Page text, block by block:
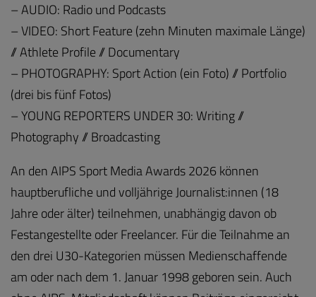
– AUDIO: Radio und Podcasts
– VIDEO: Short Feature (zehn Minuten maximale Länge)
// Athlete Profile // Documentary
– PHOTOGRAPHY: Sport Action (ein Foto) // Portfolio
(drei bis fünf Fotos)
– YOUNG REPORTERS UNDER 30: Writing //
Photography // Broadcasting
An den AIPS Sport Media Awards 2026 können
hauptberufliche und volljährige Journalist:innen (18
Jahre oder älter) teilnehmen, unabhängig davon ob
Festangestellte oder Freelancer. Für die Teilnahme an
den drei U30-Kategorien müssen Medienschaffende
am oder nach dem 1. Januar 1998 geboren sein. Auch